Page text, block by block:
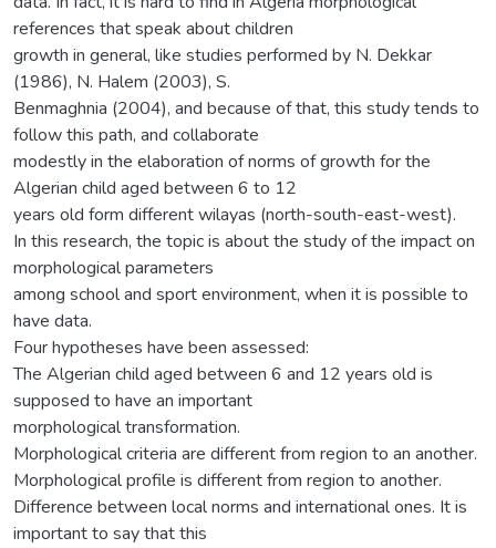
references that speak about children
growth in general, like studies performed by N. Dekkar
(1986), N. Halem (2003), S.
Benmaghnia (2004), and because of that, this study tends to
follow this path, and collaborate
modestly in the elaboration of norms of growth for the
Algerian child aged between 6 to 12
years old form different wilayas (north-south-east-west).
In this research, the topic is about the study of the impact on
morphological parameters
among school and sport environment, when it is possible to
have data.
Four hypotheses have been assessed:
The Algerian child aged between 6 and 12 years old is
supposed to have an important
morphological transformation.
Morphological criteria are different from region to an another.
Morphological profile is different from region to another.
Difference between local norms and international ones. It is
important to say that this